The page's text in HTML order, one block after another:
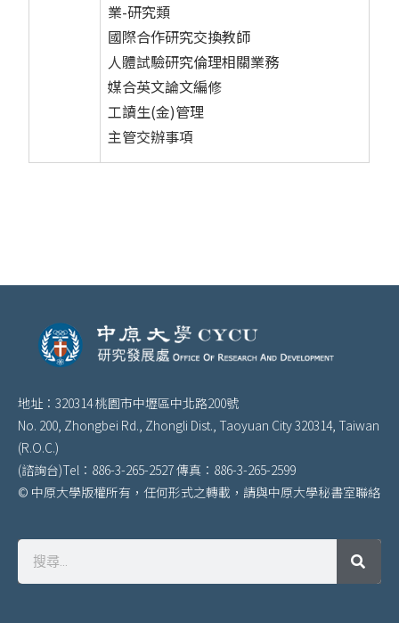
業-研究類
國際合作研究交換教師
人體試驗研究倫理相關業務
媒合英文論文編修
工讀生(金)管理
主管交辦事項
地址：320314 桃園市中壢區中北路200號
No. 200, Zhongbei Rd., Zhongli Dist., Taoyuan City 320314, Taiwan
(R.O.C.)
(諮詢台)Tel：886-3-265-2527 傳真：886-3-265-2599
© 中原大學版權所有，任何形式之轉載，請與中原大學秘書室聯絡